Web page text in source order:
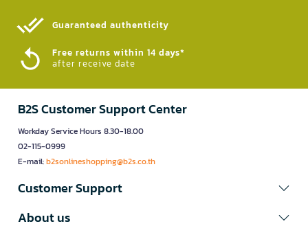
Guaranteed authenticity​
Free returns within 14 days*
after receive date
B2S Customer Support Center
Workday Service Hours 8.30-18.00
02-115-0999
E-mail:b2sonlineshopping@b2s.co.th
Customer Support
About us